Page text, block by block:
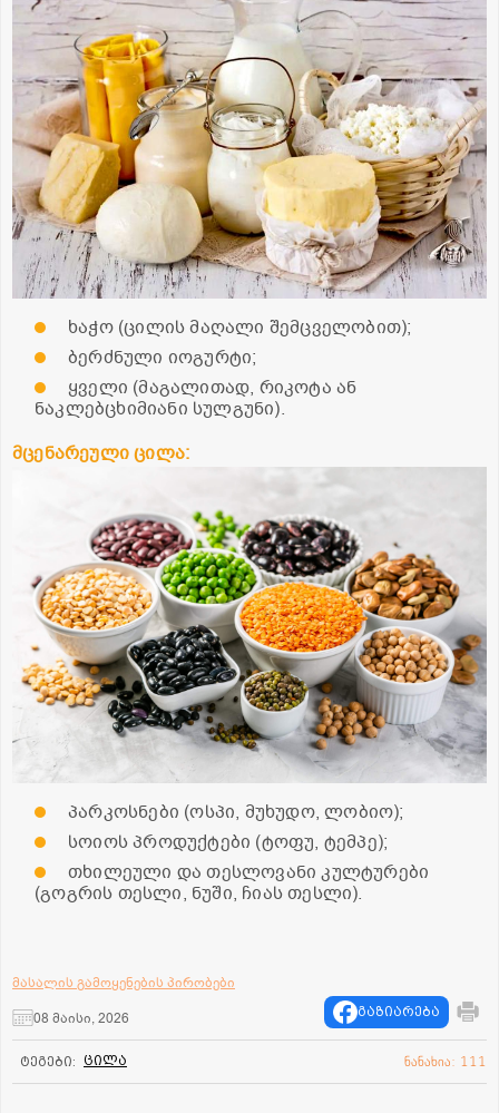
ხაჭო (ცილის მაღალი შემცველობით);
ბერძნული იოგურტი;
ყველი (მაგალითად, რიკოტა ან
ნაკლებცხიმიანი სულგუნი).
მცენარეული ცილა:
პარკოსნები (ოსპი, მუხუდო, ლობიო);
სოიოს პროდუქტები (ტოფუ, ტემპე);
თხილეული და თესლოვანი კულტურები
(გოგრის თესლი, ნუში, ჩიას თესლი).
მასალის გამოყენების პირობები
08 მაისი, 2026
გაზიარება
ტეგები: ცილა ნანახია: 111